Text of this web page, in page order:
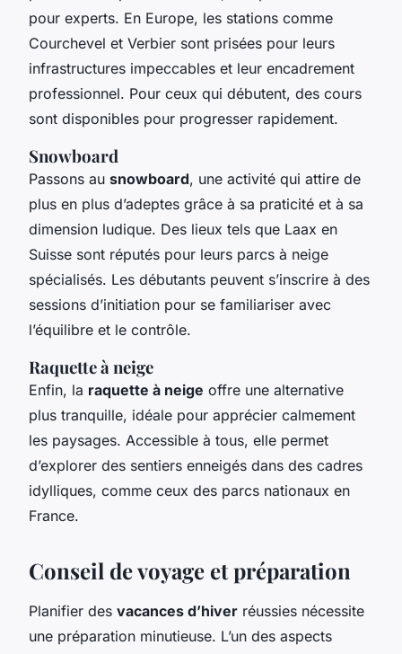
pour experts. En Europe, les stations comme
Courchevel et Verbier sont prisées pour leurs
infrastructures impeccables et leur encadrement
professionnel. Pour ceux qui débutent, des cours
sont disponibles pour progresser rapidement.
Snowboard
Passons au snowboard, une activité qui attire de
plus en plus d’adeptes grâce à sa praticité et à sa
dimension ludique. Des lieux tels que Laax en
Suisse sont réputés pour leurs parcs à neige
spécialisés. Les débutants peuvent s’inscrire à des
sessions d’initiation pour se familiariser avec
l’équilibre et le contrôle.
Raquette à neige
Enfin, la raquette à neige offre une alternative
plus tranquille, idéale pour apprécier calmement
les paysages. Accessible à tous, elle permet
d’explorer des sentiers enneigés dans des cadres
idylliques, comme ceux des parcs nationaux en
France.
Conseil de voyage et préparation
Planifier des vacances d’hiver réussies nécessite
une préparation minutieuse. L’un des aspects